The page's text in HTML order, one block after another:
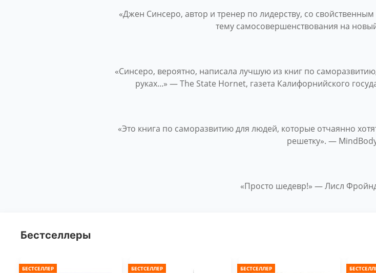
«Джен Синсеро, автор и тренер по лидерству, со
тему самосовершенствования на
«Синсеро, вероятно, написала лучшую из книг по
руках...» — The State Hornet, газета Калифорнийского
«Это книга по саморазвитию для людей, которые отчаянно
решетку». —
«Просто шедевр!» — Лисл
Бестселлеры
БЕСТСЕЛЛЕР БЕСТСЕЛЛЕР БЕСТСЕЛЛЕР